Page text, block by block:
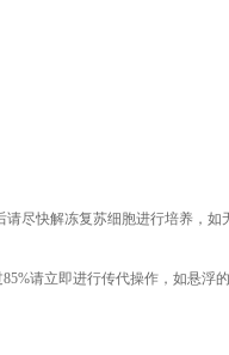
尽快解冻复苏细胞进行培养，
请立即进行传代操作，如悬浮